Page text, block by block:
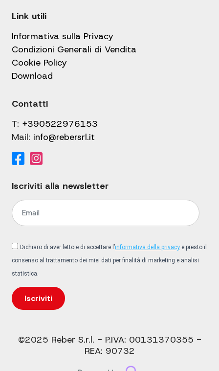
Link utili
Informativa sulla Privacy
Condizioni Generali di Vendita
Cookie Policy
Download
Contatti
T: +390522976153
Mail: info@rebersrl.it
Iscriviti alla newsletter
Dichiaro di aver letto e di accettare l’informativa della privacy e presto il
consenso al trattamento dei miei dati per finalità di marketing e analisi
statistica.
Iscriviti
©2025 Reber S.r.l. - P.IVA: 00131370355 -
REA: 90732